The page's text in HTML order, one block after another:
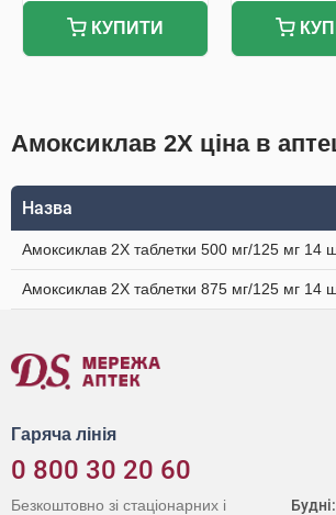
КУПИТИ
Амоксиклав 2Х ціна в
Назва
Амоксиклав 2Х таблетки 500 мг/125 мг 14
Амоксиклав 2Х таблетки 875 мг/125 мг 14
Гаряча лінія
0 800 30 20 60
Будні:
Безкоштовно зі стаціонарних і